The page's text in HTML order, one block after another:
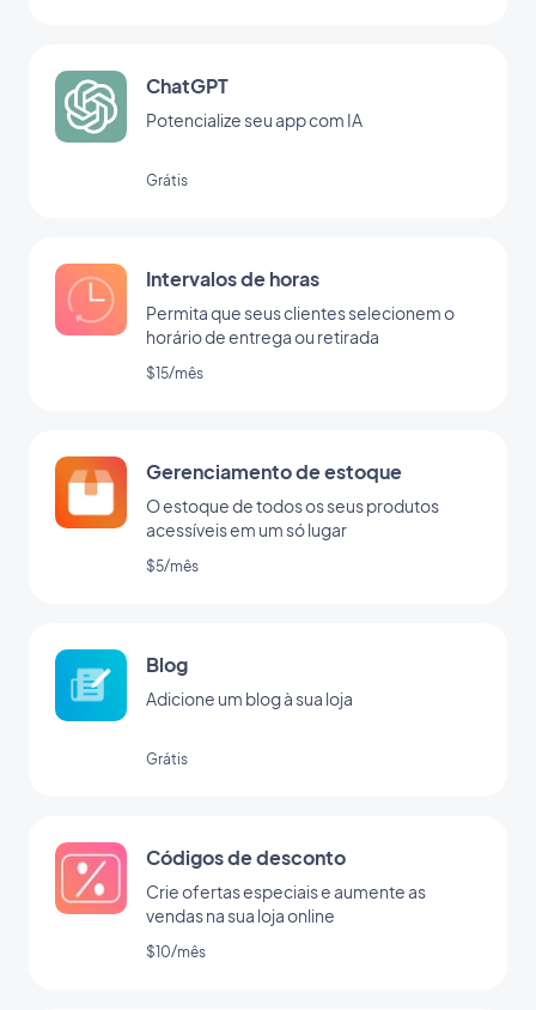
ChatGPT
Potencialize seu app com IA
Grátis
Intervalos de horas
Permita que seus clientes selecionem o
horário de entrega ou retirada
$15/mês
Gerenciamento de estoque
O estoque de todos os seus produtos
acessíveis em um só lugar
$5/mês
Blog
Adicione um blog à sua loja
Grátis
Códigos de desconto
Crie ofertas especiais e aumente as
vendas na sua loja online
$10/mês